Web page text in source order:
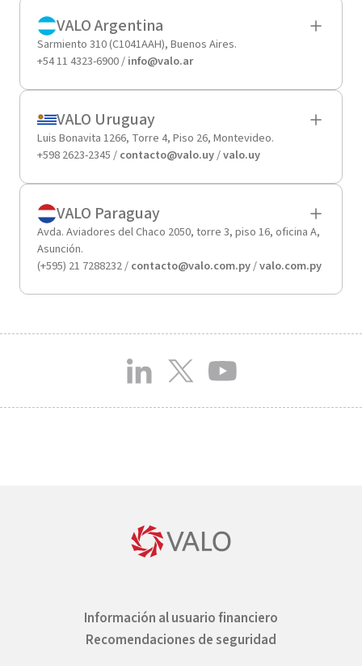
VALO Argentina
Sarmiento 310 (C1041AAH), Buenos Aires.
+54 11 4323-6900 /info@valo.ar
VALO Uruguay
Luis Bonavita 1266, Torre 4, Piso 26, Montevideo.
+598 2623-2345 /contacto@valo.uy/valo.uy
VALO Paraguay
Avda. Aviadores del Chaco 2050, torre 3, piso 16, oficina A,
Asunción.
(+595) 21 7288232 /contacto@valo.com.py/valo.com.py
Información al usuario financiero
Recomendaciones de seguridad